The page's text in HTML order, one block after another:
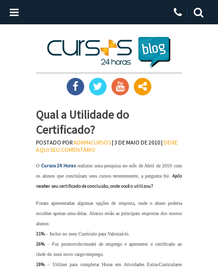
Qual a Utilidade do
Certificado?
POSTADO PORADMINCURSOS| 3 DE MAIO DE 2010 | DEIXE
AQUI SEU COMENTÁRIO
O Cursos 24 Horasrealizou uma pesquisa no mês de Abril de 2010 com
os alunos que concluíram seus cursos recentemente, a pergunta foi: Após
receber seu certificado de conclusão, onde você o utilizou?
Foram apresentadas algumas opções de resposta, onde o aluno poderia
escolher apenas uma delas. Abaixo estão as principais respostas dos nossos
alunos:
31%– Inclui no meu Currículo para Valorizá-lo.
26%– Fui promovido/mudei de emprego e apresentei o certificado ao
chefe do meu novo cargo/emprego.
18%– Utilizei para completar Horas em Atividades Extra-Curriculares